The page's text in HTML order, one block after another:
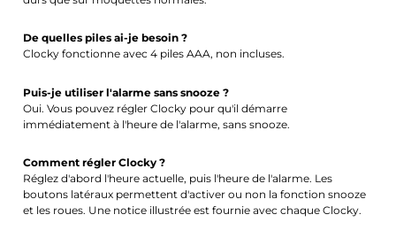
De quelles piles ai-je besoin ?
Clocky fonctionne avec 4 piles AAA, non incluses.
Puis-je utiliser l'alarme sans snooze ?
Oui. Vous pouvez régler Clocky pour qu'il démarre
immédiatement à l'heure de l'alarme, sans snooze.
Comment régler Clocky ?
Réglez d'abord l'heure actuelle, puis l'heure de l'alarme. Les
boutons latéraux permettent d'activer ou non la fonction snooze
et les roues. Une notice illustrée est fournie avec chaque Clocky.